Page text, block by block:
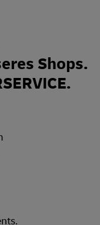
Shops.